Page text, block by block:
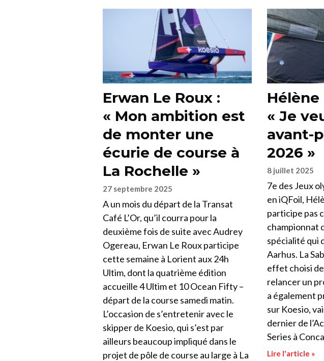
Erwan Le Roux :
« Mon ambition est
de monter une
écurie de course à
La Rochelle »
27 septembre 2025
A un mois du départ de la Transat
Café L’Or, qu’il courra pour la
deuxième fois de suite avec Audrey
Ogereau, Erwan Le Roux participe
cette semaine à Lorient aux 24h
Ultim, dont la quatrième édition
accueille 4 Ultim et 10 Ocean Fifty –
départ de la course samedi matin.
L’occasion de s’entretenir avec le
skipper de Koesio, qui s’est par
ailleurs beaucoup impliqué dans le
projet de pôle de course au large à La
Hélène
« Je
avant-
2026 »
8 juillet 2025
7e des Jeux
en iQFoil,
participe pas
championnat
spécialité qui
Aarhus. La
effet choisi
relancer un
a également
sur Koesio,
dernier de
Series à
Lire l'article »